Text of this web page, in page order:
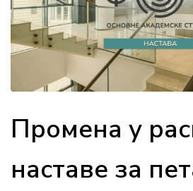
Промена у
наставе за